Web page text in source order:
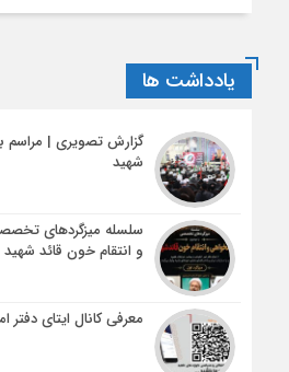
یادداشت ها
گزارش تصویری | مراسم
شهید
سلسله میزگردهای
و انتقام خون قائد شهید
معرفی کانال ایتای